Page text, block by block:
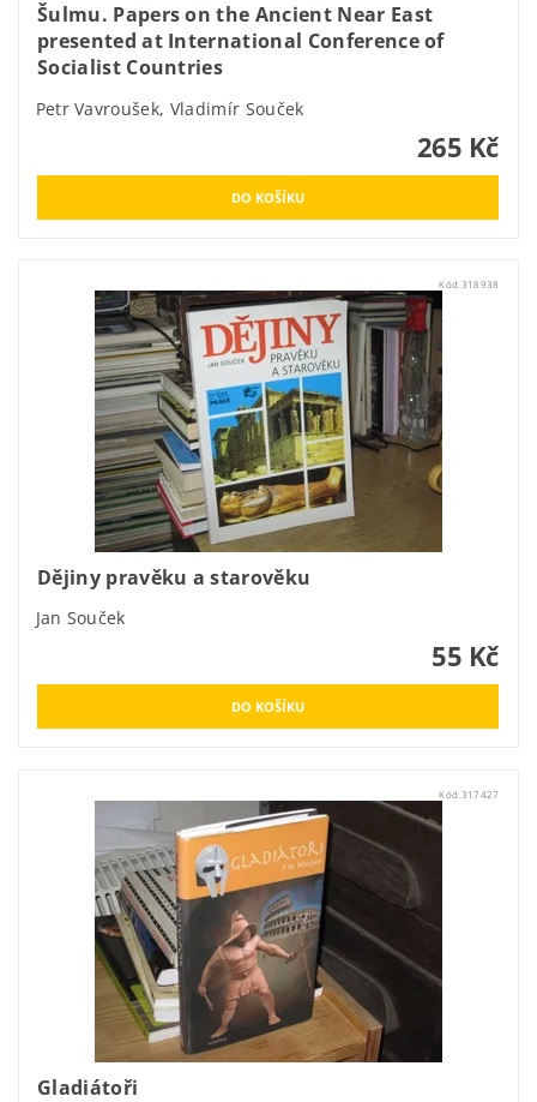
Šulmu. Papers on the Ancient Near East
presented at International Conference of
Socialist Countries
Petr Vavroušek, Vladimír Souček
265 Kč
Kód: 318938
Dějiny pravěku a starověku
Jan Souček
55 Kč
Kód: 317427
Gladiátoři